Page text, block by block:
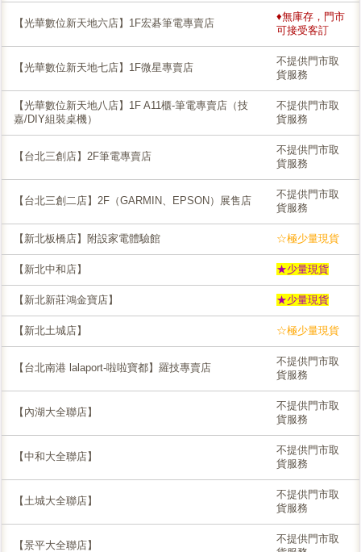
【光華數位新天地六店】1F宏碁筆電專賣店
♦無庫存，門市
可接受客訂
【光華數位新天地七店】1F微星專賣店
不提供門市取
貨服務
【光華數位新天地八店】1F A11櫃-筆電專賣店（技
嘉/DIY組裝桌機）
不提供門市取
貨服務
【台北三創店】2F筆電專賣店
不提供門市取
貨服務
【台北三創二店】2F（GARMIN、EPSON）展售店
不提供門市取
貨服務
【新北板橋店】附設家電體驗館 ☆極少量現貨
【新北中和店】 ★少量現貨
【新北新莊鴻金寶店】 ★少量現貨
【新北土城店】 ☆極少量現貨
【台北南港 lalaport-啦啦寶都】羅技專賣店
不提供門市取
貨服務
【內湖大全聯店】
不提供門市取
貨服務
【中和大全聯店】
不提供門市取
貨服務
【土城大全聯店】
不提供門市取
貨服務
【景平大全聯店】
不提供門市取